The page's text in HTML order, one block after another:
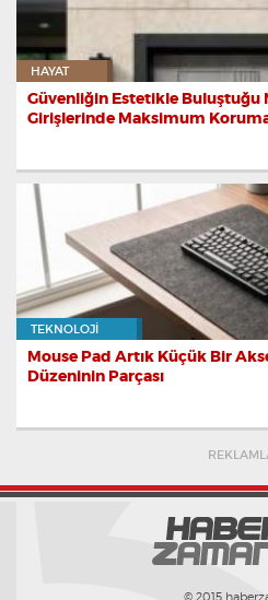
HAYAT
Güvenliğin Estetikle Buluştuğu
Girişlerinde Maksimum
TEKNOLOJI
Mouse Pad Artık Küçük Bir
Düzeninin Parçası